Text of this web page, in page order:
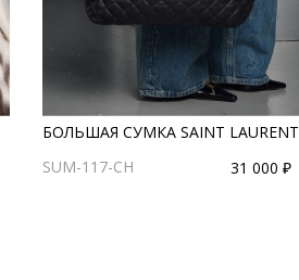
БОЛЬШАЯ СУМКА SAINT LAURENT
SUM-117-CH
31 000 ₽